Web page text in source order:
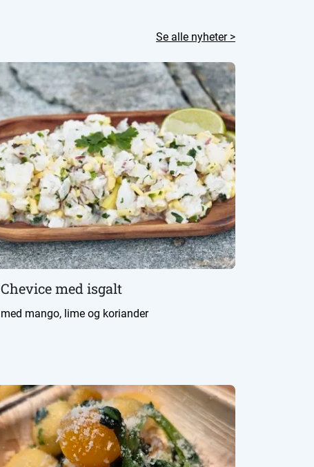
Se alle nyheter >
Chevice med isgalt
med mango, lime og koriander